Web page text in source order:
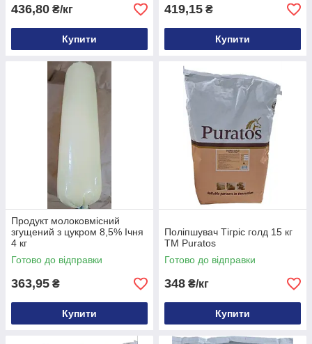
436,80 ₴/кг
Купити
419,15 ₴
Купити
Продукт молоковмісний
згущений з цукром 8,5% Ічня
4 кг
Готово до відправки
363,95 ₴
Купити
Поліпшувач Тігріс голд 15 кг
ТМ Puratos
Готово до відправки
348 ₴/кг
Купити